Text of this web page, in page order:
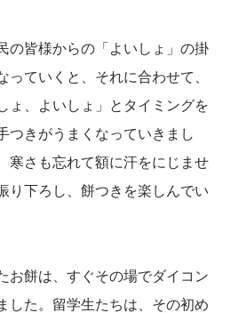
の皆様からの「よいしょ」の掛
っていくと、それに合わせて、
ょ、よいしょ」とタイミングを
つきがうまくなっていきまし
寒さも忘れて額に汗をにじませ
り下ろし、餅つきを楽しんでい
お餅は、すぐその場でダイコン
した。留学生たちは、その初め